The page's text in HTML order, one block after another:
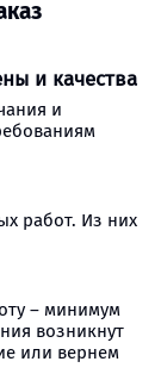
и качества
и
работ. Из них
– минимум
возникнут
или вернем